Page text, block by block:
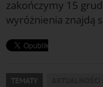
zakończymy 15
wyróżnienia znajdą
TEMATY